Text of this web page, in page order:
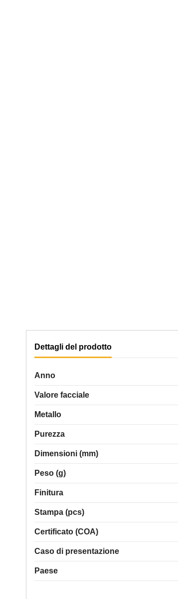
Dettagli del prodotto
Anno
Valore facciale
Metallo
Purezza
Dimensioni (mm)
Peso (g)
Finitura
Stampa (pcs)
Certificato (COA)
Caso di presentazione
Paese